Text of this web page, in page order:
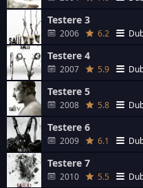
Testere 3
2006 6.2
Testere 4
2007 5.9
Testere 5
2008 5.8
Testere 6
2009 6.1
Testere 7
2010 5.5